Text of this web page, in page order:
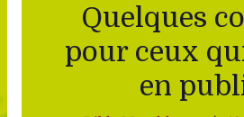
Quelques
pour ceux
en